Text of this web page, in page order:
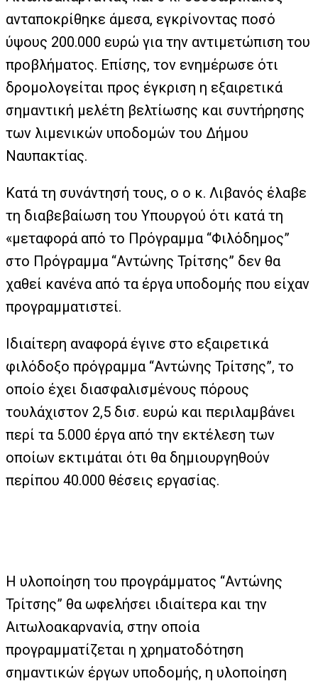
ανταποκρίθηκε άμεσα, εγκρίνοντας ποσό
ύψους 200.000 ευρώ για την αντιμετώπιση του
προβλήματος. Επίσης, τον ενημέρωσε ότι
δρομολογείται προς έγκριση η εξαιρετικά
σημαντική μελέτη βελτίωσης και συντήρησης
των λιμενικών υποδομών του Δήμου
Ναυπακτίας.
Κατά τη συνάντησή τους, ο ο κ. Λιβανός έλαβε
τη διαβεβαίωση του Υπουργού ότι κατά τη
«μεταφορά από το Πρόγραμμα “Φιλόδημος”
στο Πρόγραμμα “Αντώνης Τρίτσης” δεν θα
χαθεί κανένα από τα έργα υποδομής που είχαν
προγραμματιστεί.
Ιδιαίτερη αναφορά έγινε στο εξαιρετικά
φιλόδοξο πρόγραμμα “Αντώνης Τρίτσης”, το
οποίο έχει διασφαλισμένους πόρους
τουλάχιστον 2,5 δισ. ευρώ και περιλαμβάνει
περί τα 5.000 έργα από την εκτέλεση των
οποίων εκτιμάται ότι θα δημιουργηθούν
περίπου 40.000 θέσεις εργασίας.
Η υλοποίηση του προγράμματος “Αντώνης
Τρίτσης” θα ωφελήσει ιδιαίτερα και την
Αιτωλοακαρνανία, στην οποία
προγραμματίζεται η χρηματοδότηση
σημαντικών έργων υποδομής, η υλοποίηση